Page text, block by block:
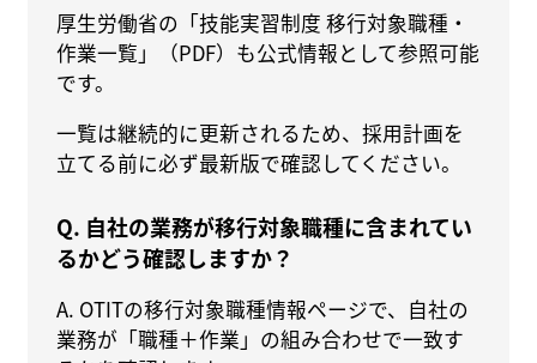
厚生労働省の「技能実習制度 移行対象職種・
作業一覧」（PDF）も公式情報として参照可能
です。
一覧は継続的に更新されるため、採用計画を
立てる前に必ず最新版で確認してください。
Q. 自社の業務が移行対象職種に含まれてい
るかどう確認しますか？
A. OTITの移行対象職種情報ページで、自社の
業務が「職種＋作業」の組み合わせで一致す